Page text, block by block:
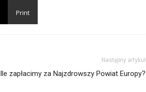
Print
Następny artykuł
Ile zapłacimy za Najzdrowszy Powiat Europy?